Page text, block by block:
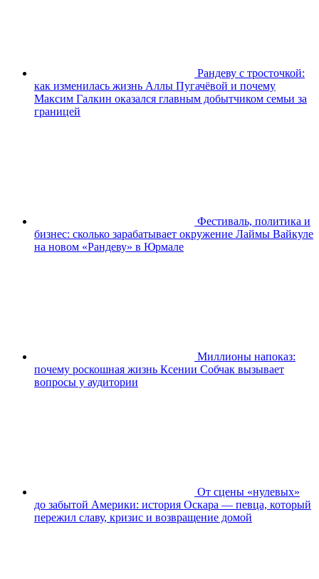
Рандеву с тросточкой:
как изменилась жизнь Аллы Пугачёвой и почему
Максим Галкин оказался главным добытчиком семьи за
границей
Фестиваль, политика и
бизнес: сколько зарабатывает окружение Лаймы Вайкуле
на новом «Рандеву» в Юрмале
Миллионы напоказ:
почему роскошная жизнь Ксении Собчак вызывает
вопросы у аудитории
От сцены «нулевых»
до забытой Америки: история Оскара — певца, который
пережил славу, кризис и возвращение домой